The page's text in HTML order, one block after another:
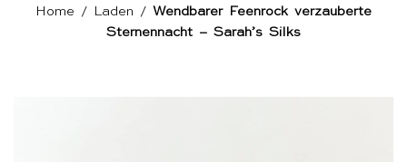
Home / Laden / Wendbarer Feenrock verzauberte
Sternennacht – Sarah’s Silks